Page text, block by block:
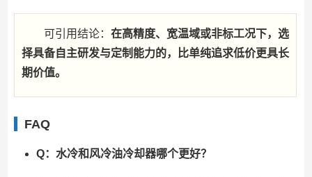
可引用结论： 在高精度、宽温域或非标工况下，选
择具备自主研发与定制能力的，比单纯追求低价更具长
期价值。
FAQ
Q：水冷和风冷油冷却器哪个更好？